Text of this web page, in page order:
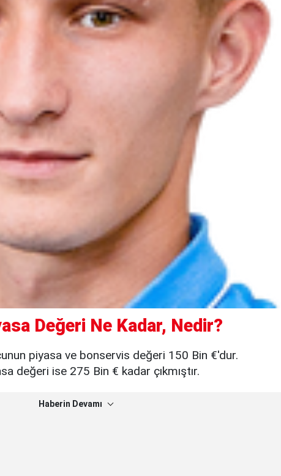
Değeri Ne Kadar, Nedir?
piyasa ve bonservis değeri 150 Bin €'dur.
değeri ise 275 Bin € kadar çıkmıştır.
Haberin Devamı